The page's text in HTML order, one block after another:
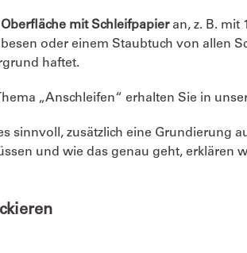
Oberfläche mit Schleifpapieran, z. B. mit
oder einem Staubtuch von allen
haftet.
„Anschleifen“ erhalten Sie in
sinnvoll, zusätzlich eine Grundierung
und wie das genau geht, erklären